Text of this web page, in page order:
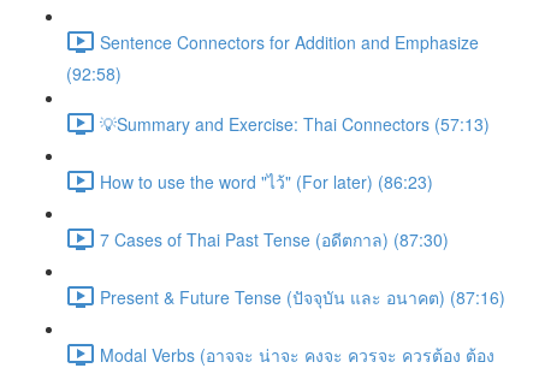
Sentence Connectors for Addition and Emphasize
(92:58)
💡Summary and Exercise: Thai Connectors (57:13)
How to use the word "ไว้" (For later) (86:23)
7 Cases of Thai Past Tense (อดีตกาล) (87:30)
Present & Future Tense (ปัจจุบัน และ อนาคต) (87:16)
Modal Verbs (อาจจะ น่าจะ คงจะ ควรจะ ควรต้อง ต้อง